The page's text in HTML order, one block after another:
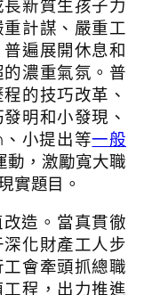
新質生孩子力
計謀、嚴重工
遍展開休息和
濃重氣氛。普
的技巧改革、
明和小發現、
小提出等一般
動，激勵寬大職
實題目。
造。當真貫徹
化財產工人步
會牽頭抓總職
程，出力推進